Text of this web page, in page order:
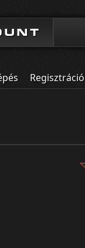
Regisztráció